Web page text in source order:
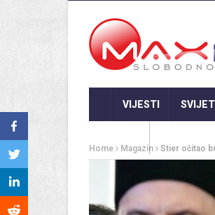
VIJESTI SVIJET
Home Magazin Stier očitao